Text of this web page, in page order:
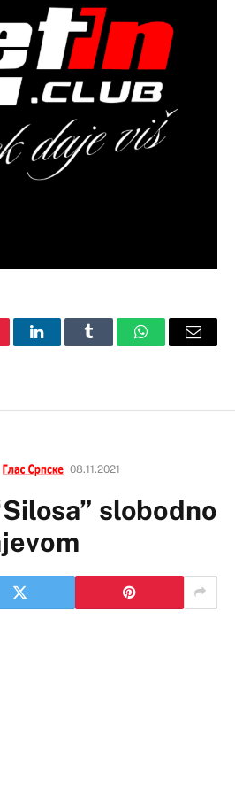
LinkedInTumblr WhatsAppEmail
08.11.2021
slobodno